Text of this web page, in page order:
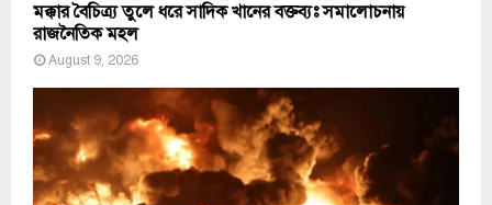
মক্কার বৈচিত্র্য তুলে ধরে সাদিক খানের বক্তব্যঃ সমালোচনায়
রাজনৈতিক মহল
August 9, 2026